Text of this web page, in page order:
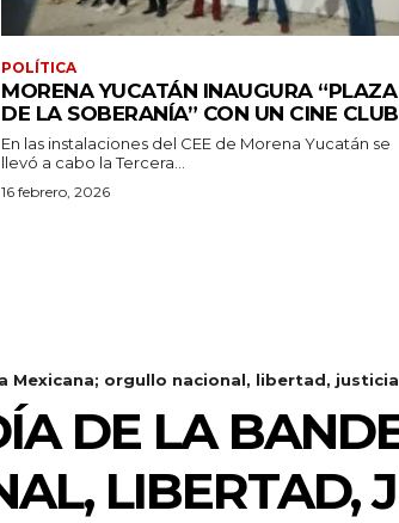
POLÍTICA
MORENA YUCATÁN INAUGURA “PLAZA
DE LA SOBERANÍA” CON UN CINE CLUB
En las instalaciones del CEE de Morena Yucatán se
llevó a cabo la Tercera...
16 febrero, 2026